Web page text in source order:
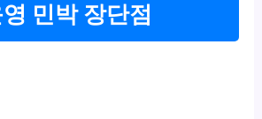
민박 장단점